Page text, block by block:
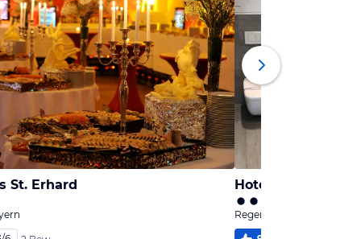
St. Erhard Hotel VIII
Regensburg, Bayern